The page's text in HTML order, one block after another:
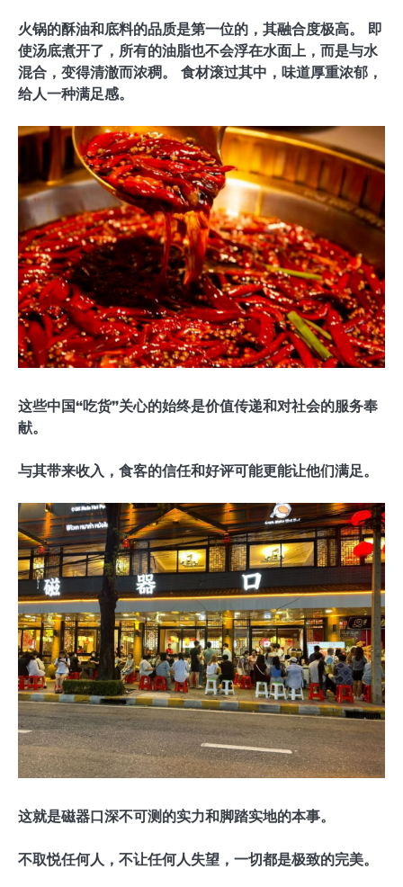
火锅的酥油和底料的品质是第一位的，其融合度极高。 即
使汤底煮开了，所有的油脂也不会浮在水面上，而是与水
混合，变得清澈而浓稠。 食材滚过其中，味道厚重浓郁，
给人一种满足感。
这些中国“吃货”关心的始终是价值传递和对社会的服务奉
献。
与其带来收入，食客的信任和好评可能更能让他们满足。
这就是磁器口深不可测的实力和脚踏实地的本事。
不取悦任何人，不让任何人失望，一切都是极致的完美。